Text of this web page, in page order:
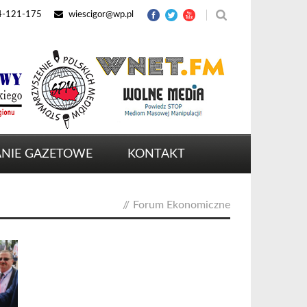
121-175 wiescigor@wp.pl
GAZETOWE KONTAKT
// Forum Ekonomiczne